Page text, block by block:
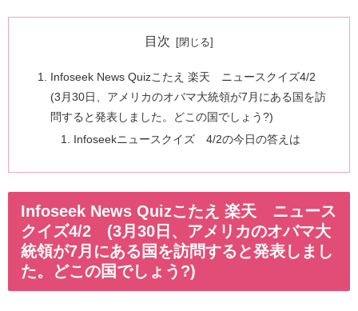
目次
Infoseek News Quizこたえ 楽天 ニュースクイズ4/2
(3月30日、アメリカのオバマ大統領が7月にある国を訪
問すると発表しました。どこの国でしょう?)
Infoseekニュースクイズ 4/2の今日の答えは
Infoseek News Quizこたえ 楽天 ニュース
クイズ4/2 (3月30日、アメリカのオバマ大
統領が7月にある国を訪問すると発表しまし
た。どこの国でしょう?)